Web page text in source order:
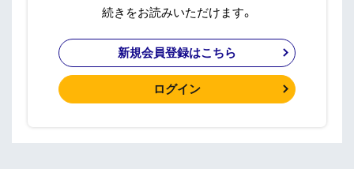
続きをお読みいただけます。
新規会員登録はこちら
ログイン